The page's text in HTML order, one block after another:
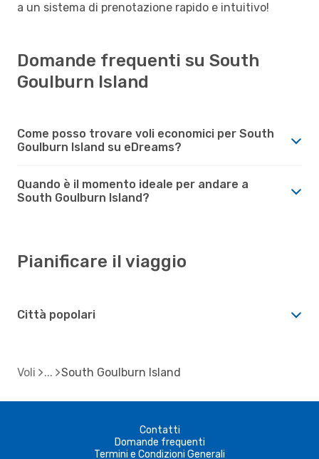
a un sistema di prenotazione rapido e intuitivo!
Domande frequenti su South
Goulburn Island
Come posso trovare voli economici per South
Goulburn Island su eDreams?
Quando è il momento ideale per andare a
South Goulburn Island?
Pianificare il viaggio
Città popolari
Voli South Goulburn Island
Contatti
Domande frequenti
Termini e Condizioni Generali